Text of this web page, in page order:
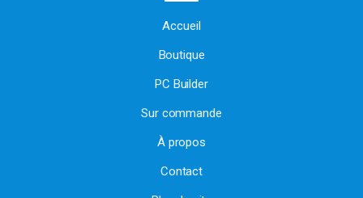
Accueil
Boutique
PC Builder
Sur commande
À propos
Contact